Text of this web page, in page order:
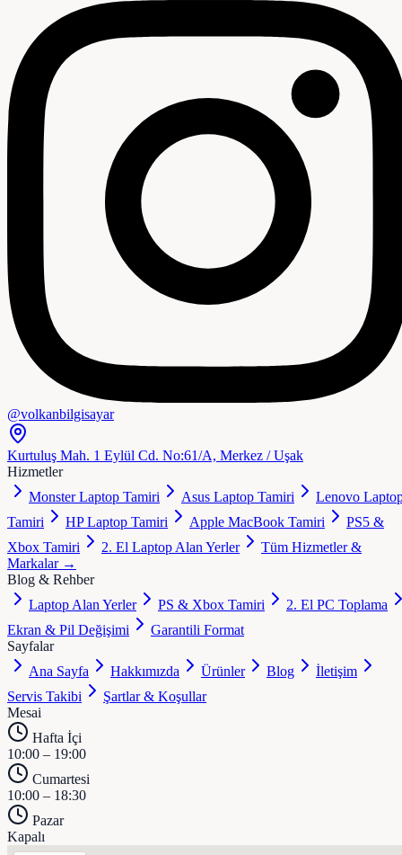
@volkanbilgisayar
Kurtuluş Mah. 1 Eylül Cd. No:61/A, Merkez / Uşak
Hizmetler
Monster Laptop Tamiri
Asus Laptop Tamiri
Lenovo
Tamiri
HP Laptop Tamiri Apple MacBook Tamiri
PS5 &
Xbox Tamiri
2. El Laptop Alan Yerler
Tüm Hizmetler &
Markalar →
Blog & Rehber
Laptop Alan Yerler
PS & Xbox Tamiri
2. El PC Toplama
Ekran & Pil Değişimi
Garantili Format
Sayfalar
Ana Sayfa
Hakkımızda Ürünler Blog
İletişim
Servis Takibi
Şartlar & Koşullar
Mesai
Hafta İçi
10:00 – 19:00
Cumartesi
10:00 – 18:30
Pazar
Kapalı